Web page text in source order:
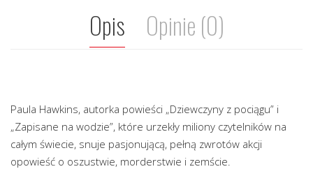
Opis Opinie (0)
Paula Hawkins, autorka powieści „Dziewczyny z pociągu” i
„Zapisane na wodzie”, które urzekły miliony czytelników na
całym świecie, snuje pasjonującą, pełną zwrotów akcji
opowieść o oszustwie, morderstwie i zemście.